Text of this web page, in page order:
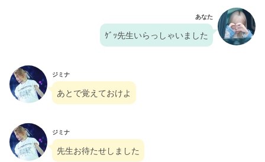
あなた
ｹﾞｯ先生いらっしゃいました
ジミナ
あとで覚えておけよ
ジミナ
先生お待たせしました